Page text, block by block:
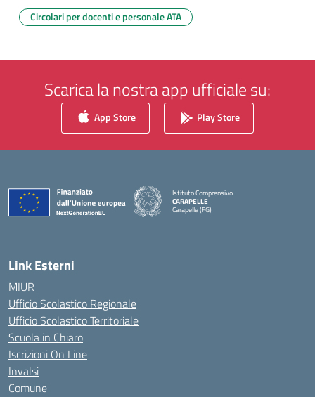
Circolari per docenti e personale ATA
Scarica la nostra app ufficiale su:
App Store Play Store
Istituto Comprensivo
CARAPELLE
Carapelle (FG)
— Visita la pagina iniziale della scuola
Link Esterni
MIUR
Ufficio Scolastico Regionale
Ufficio Scolastico Territoriale
Scuola in Chiaro
Iscrizioni On Line
Invalsi
Comune